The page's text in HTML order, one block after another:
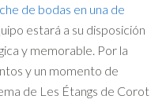
de bodas en una de
estará a su disposición
y memorable. Por la
y un momento de
de Les Étangs de Corot